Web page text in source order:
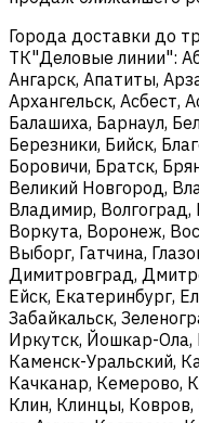
Города доставки до
ТК"Деловые линии":
Ангарск, Апатиты,
Архангельск, Асбест,
Балашиха, Барнаул,
Березники, Бийск,
Боровичи, Братск,
Великий Новгород,
Владимир, Волгоград,
Воркута, Воронеж,
Выборг, Гатчина,
Димитровград,
Ейск, Екатеринбург,
Забайкальск,
Иркутск, Йошкар-Ола,
Каменск-Уральский,
Качканар, Кемерово,
Клин, Клинцы,